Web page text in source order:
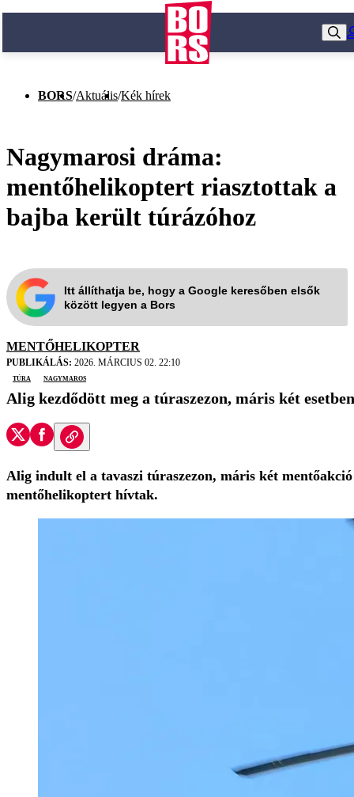
BORS/Aktuális/Kék hírek
Nagymarosi dráma:
mentőhelikoptert riasztottak a
bajba került túrázóhoz
Itt állíthatja be, hogy a Google keresőben elsők
között legyen a Bors
MENTŐHELIKOPTER
PUBLIKÁLÁS: 2026. MÁRCIUS 02. 22:10
túra
nagymaros
Alig kezdődött meg a túraszezon, máris két
Alig indult el a tavaszi túraszezon, máris két
mentőhelikoptert hívtak.